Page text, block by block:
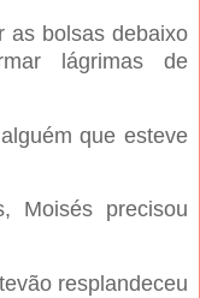
as bolsas debaixo
lágrimas de
que esteve
Moisés precisou
resplandeceu